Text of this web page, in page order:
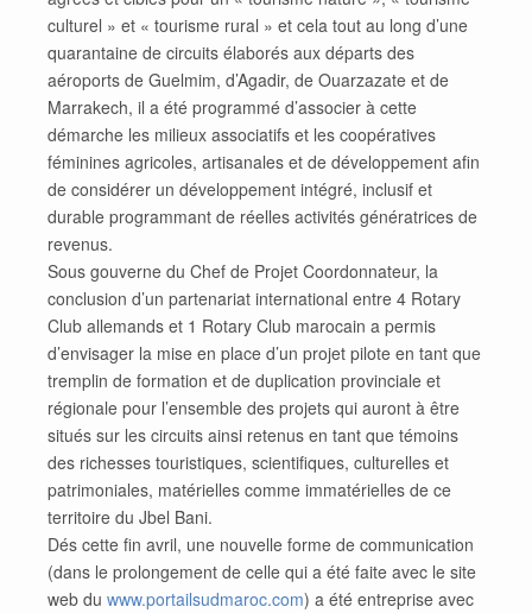
culturel » et « tourisme rural » et cela tout au long d’une
quarantaine de circuits élaborés aux départs des
aéroports de Guelmim, d’Agadir, de Ouarzazate et de
Marrakech, il a été programmé d’associer à cette
démarche les milieux associatifs et les coopératives
féminines agricoles, artisanales et de développement afin
de considérer un développement intégré, inclusif et
durable programmant de réelles activités génératrices de
revenus.
Sous gouverne du Chef de Projet Coordonnateur, la
conclusion d’un partenariat international entre 4 Rotary
Club allemands et 1 Rotary Club marocain a permis
d’envisager la mise en place d’un projet pilote en tant que
tremplin de formation et de duplication provinciale et
régionale pour l’ensemble des projets qui auront à être
situés sur les circuits ainsi retenus en tant que témoins
des richesses touristiques, scientifiques, culturelles et
patrimoniales, matérielles comme immatérielles de ce
territoire du Jbel Bani.
Dés cette fin avril, une nouvelle forme de communication
(dans le prolongement de celle qui a été faite avec le site
web du www.portailsudmaroc.com) a été entreprise avec